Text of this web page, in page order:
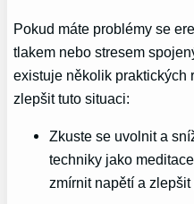
Pokud máte problémy se
tlakem nebo stresem
existuje několik praktických
zlepšit tuto situaci:
Zkuste se uvolnit a
techniky jako
zmírnit napětí a